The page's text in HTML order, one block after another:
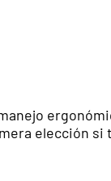
elección